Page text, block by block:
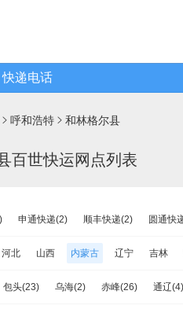
快递电话
 呼和浩特  和林格尔县
百世快运网点列表
申通快递(2) 顺丰快递(2) 圆通快
韵达快运(3)
全一快递(1) 华宇物流(1)
品骏快递(1) 远成快运(1) 百世
河北 山西 内蒙古 辽宁 吉林
包头(23) 乌海(2) 赤峰(26) 通辽(4)